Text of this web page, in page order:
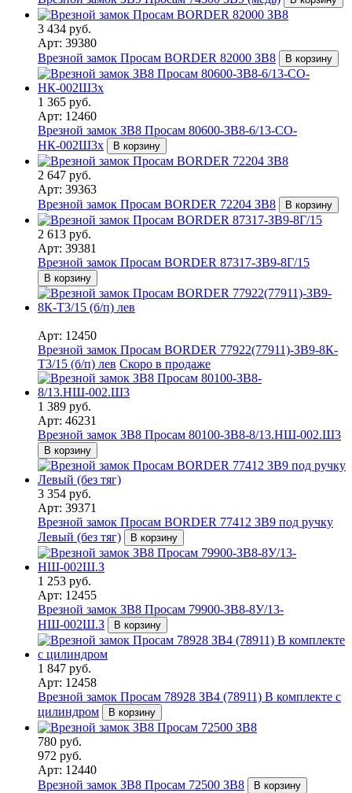
3 434 руб.
Арт: 39380
Врезной замок Просам BORDER 82000 ЗВ8
В корзину
1 365 руб.
Арт: 12460
Врезной замок ЗВ8 Просам 80600-ЗВ8-6/13-СО-
НК-002Ш3x
В корзину
2 647 руб.
Арт: 39363
Врезной замок Просам BORDER 72204 ЗВ8
В корзину
2 613 руб.
Арт: 39381
Врезной замок Просам BORDER 87317-ЗВ9-8Г/15
В корзину
Арт: 12450
Врезной замок Просам BORDER 77922(77911)-ЗВ9-8К-
Т3/15 (б/п) лев Скоро в продаже
1 389 руб.
Арт: 46231
Врезной замок ЗВ8 Просам 80100-ЗВ8-8/13.НШ-002.Ш3
В корзину
3 354 руб.
Арт: 39371
Врезной замок Просам BORDER 77412 ЗВ9 под ручку
Левый (без тяг)
В корзину
1 253 руб.
Арт: 12455
Врезной замок ЗВ8 Просам 79900-ЗВ8-8У/13-
НШ-002Ш.З
В корзину
1 847 руб.
Арт: 12458
Врезной замок Просам 78928 ЗВ4 (78911) В комплекте с
цилиндром
В корзину
780 руб.
972 руб.
Арт: 12440
Врезной замок ЗВ8 Просам 72500 ЗВ8
В корзину